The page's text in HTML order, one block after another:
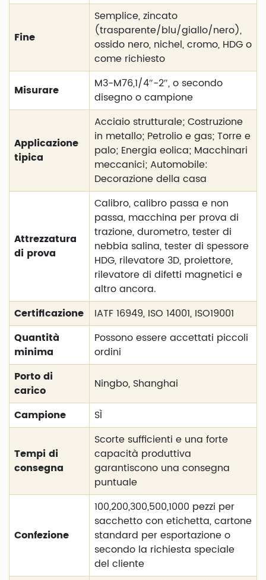
Fine
Semplice, zincato
(trasparente/blu/giallo/nero),
ossido nero, nichel, cromo, HDG o
come richiesto
Misurare
M3-M76,1/4″-2″, o secondo
disegno o campione
Applicazione
tipica
Acciaio strutturale; Costruzione
in metallo; Petrolio e gas; Torre e
palo; Energia eolica; Macchinari
meccanici; Automobile:
Decorazione della casa
Attrezzatura
di prova
Calibro, calibro passa e non
passa, macchina per prova di
trazione, durometro, tester di
nebbia salina, tester di spessore
HDG, rilevatore 3D, proiettore,
rilevatore di difetti magnetici e
altro ancora.
Certificazione
IATF 16949, ISO 14001, ISO19001
Quantità
minima
Possono essere accettati piccoli
ordini
Porto di
carico
Ningbo, Shanghai
Campione SÌ
Tempi di
consegna
Scorte sufficienti e una forte
capacità produttiva
garantiscono una consegna
puntuale
Confezione
100,200,300,500,1000 pezzi per
sacchetto con etichetta, cartone
standard per esportazione o
secondo la richiesta speciale
del cliente